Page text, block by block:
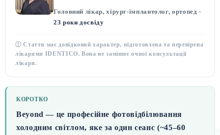
Головний лікар, хірург-імплантолог, ортопед ·
23 роки досвіду
ⓘ Стаття має довідковий характер, підготовлена та перевірена
лікарями IDENTICO. Вона не замінює очної консультації
лікаря.
КОРОТКО
Beyond — це професійне фотовідбілювання
холодним світлом, яке за один сеанс (~45–60